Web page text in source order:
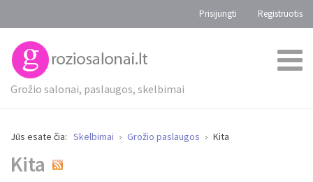
Prisijungti Registruotis
Grožio salonai, paslaugos, skelbimai
Jūs esate čia: Skelbimai Grožio paslaugos Kita
Kita